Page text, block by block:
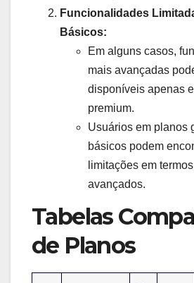
Funcionalidades
Básicos:
Em alguns casos,
mais avançadas
disponíveis apenas
premium.
Usuários em planos
básicos podem
limitações em
avançados.
Tabelas
de Planos